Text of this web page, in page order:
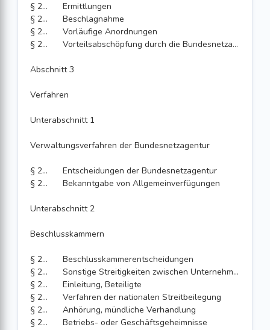
§ 205
Ermittlungen
§ 206
Beschlagnahme
§ 207
Vorläufige Anordnungen
§ 208
Vorteilsabschöpfung durch die Bundesnetzagentur
Abschnitt 3
Verfahren
Unterabschnitt 1
Verwaltungsverfahren der Bundesnetzagentur
§ 209
Entscheidungen der Bundesnetzagentur
§ 210
Bekanntgabe von Allgemeinverfügungen
Unterabschnitt 2
Beschlusskammern
§ 211
Beschlusskammerentscheidungen
§ 212
Sonstige Streitigkeiten zwischen Unternehmen
§ 213
Einleitung, Beteiligte
§ 214
Verfahren der nationalen Streitbeilegung
§ 215
Anhörung, mündliche Verhandlung
§ 216
Betriebs- oder Geschäftsgeheimnisse